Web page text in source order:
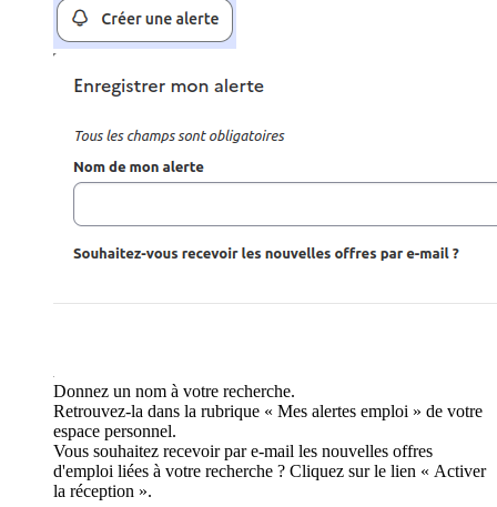
Donnez un nom à votre recherche.
Retrouvez-la dans la rubrique « Mes alertes emploi » de votre
espace personnel.
Vous souhaitez recevoir par e-mail les nouvelles offres
d'emploi liées à votre recherche ? Cliquez sur le lien « Activer
la réception ».